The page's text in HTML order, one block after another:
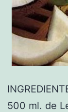
500 ml. de